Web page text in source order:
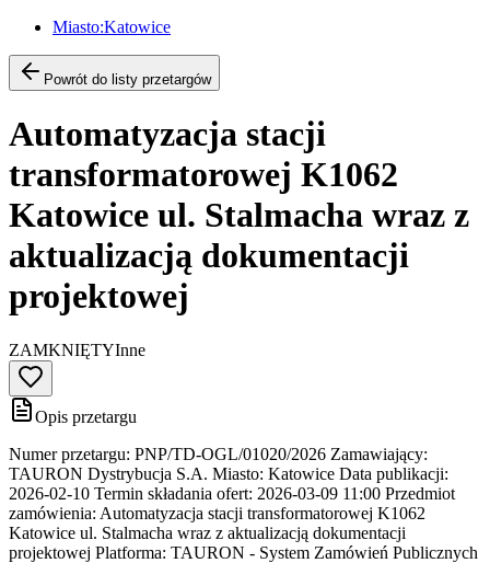
Miasto:Katowice
Powrót do listy przetargów
Automatyzacja stacji
transformatorowej K1062
Katowice ul. Stalmacha wraz z
aktualizacją dokumentacji
projektowej
ZAMKNIĘTYInne
Opis przetargu
Numer przetargu: PNP/TD-OGL/01020/2026 Zamawiający:
TAURON Dystrybucja S.A. Miasto: Katowice Data publikacji:
2026-02-10 Termin składania ofert: 2026-03-09 11:00 Przedmiot
zamówienia: Automatyzacja stacji transformatorowej K1062
Katowice ul. Stalmacha wraz z aktualizacją dokumentacji
projektowej Platforma: TAURON - System Zamówień Publicznych